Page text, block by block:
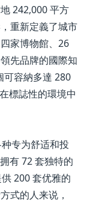
242,000 平方
重新定義了城市
家博物館、26
先品牌的國際知
容納多達 280
標誌性的環境中
专为舒适和投
有 72 套独特的
200 套优雅的
式的人来说，